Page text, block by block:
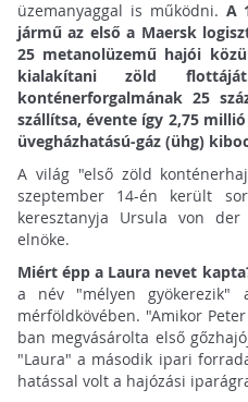
üzemanyaggal is működni. A
jármű az első a Maersk
25 metanolüzemű hajói
kialakítani zöld
konténerforgalmának 25
szállítsa, évente így 2,75
üvegházhatású-gáz (ühg)
A világ "első zöld
szeptember 14-én került
keresztanyja Ursula von
elnöke.
Miért épp a Laura nevet
a név "mélyen gyökerezik"
mérföldkövében. "Amikor
ban megvásárolta első
"Laura" a második ipari
hatással volt a hajózási